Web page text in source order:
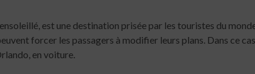
est une destination prisée par les touristes du
forcer les passagers à modifier leurs plans. Dans ce
en voiture.